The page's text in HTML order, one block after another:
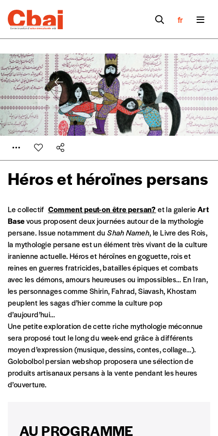
fr
Héros et héroïnes persans
Se connecter
CONNEXION
Créer un
Formulaire de
commande
A partir de 2021,
Imag, le magazine de
l’interculturel, vous est proposé à PRIX LIBRE .
Le prix libre est un mode de fixation du prix
par l’acheteur d’un bien ou d’un service, qui
peut être une manière pour lui de payer le prix
qu’il estime juste. Dans l’objectif de rendre nos
activités et publications accessibles, et
d’affirmer notre attachement aux valeurs de
solidarité, nous vous proposons d’estimer
vous-mêmes le coût de notre publication.
Cette valeur peut donc être inférieure, égale
ou supérieure au prix indicatif. De cette
Le collectif Comment peut-on être persan? et la galerieArt
Basevous proposent deux journées autour de la mythologie
persane. Issue notamment duShah Nameh, le Livre des Rois,
la mythologie persane est un élément très vivant de la culture
iranienne actuelle. Héros et héroïnes en goguette, rois et
reines en guerres fratricides, batailles épiques et combats
avec les démons, amours heureuses ou impossibles… En Iran,
les personnages comme Shirin, Fahrad, Siavash, Khostam
peuplent les sagas d’hier comme la culture pop
d’aujourd’hui…
Une petite exploration de cette riche mythologie méconnue
sera proposé tout le long du week-end grâce à différents
moyen d’expression (musique, dessins, contes, collage…).
Golobolbol persian webshop proposera une sélection de
produits artisanaux persans à la vente pendant les heures
d’ouverture.
AU PROGRAMME